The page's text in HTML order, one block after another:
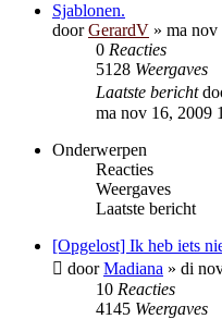
Sjablonen.
doorGerardV » ma nov
0 Reacties
5128 Weergaves
Laatste bericht
ma nov 16, 2009
Onderwerpen
Reacties
Weergaves
Laatste bericht
[Opgelost] Ik heb iets
doorMadiana » di
10 Reacties
4145 Weergaves